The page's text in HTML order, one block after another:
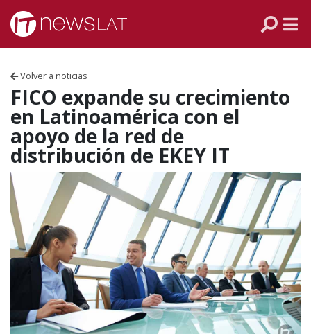
Skip to content
Volver a noticias
FICO expande su crecimiento
en Latinoamérica con el
apoyo de la red de
distribución de EKEY IT
ECUADOR
PERÚ
CHILE
ARGENTINA
MÉXICO